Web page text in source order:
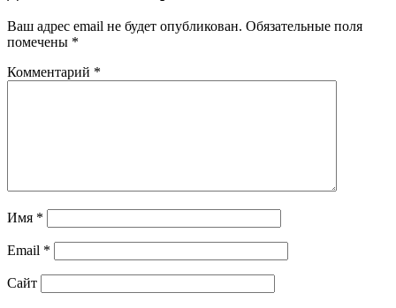
Ваш адрес email не будет опубликован. Обязательные поля
помечены *
Комментарий *
Имя *
Email *
Сайт